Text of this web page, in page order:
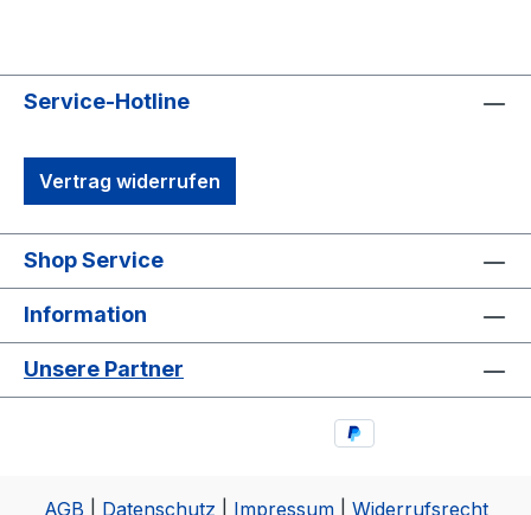
Service-Hotline
Vertrag widerrufen
Shop Service
Information
Unsere Partner
AGB Datenschutz Impressum| Widerrufsrecht